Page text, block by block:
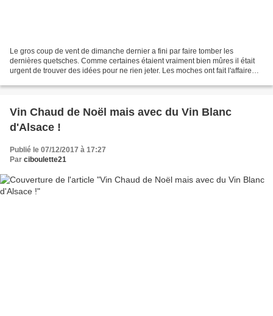
Le gros coup de vent de dimanche dernier a fini par faire tomber les
dernières quetsches. Comme certaines étaient vraiment bien mûres il était
urgent de trouver des idées pour ne rien jeter. Les moches ont fait l'affaire
Vin Chaud de Noël mais avec du Vin Blanc
d'Alsace !
Publié le 07/12/2017 à 17:27
Par ciboulette21